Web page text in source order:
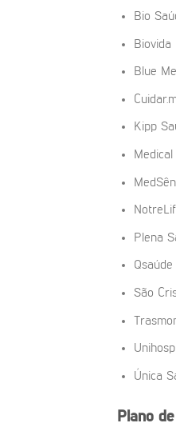
Bio
Biovida
Blue
Kipp
Plena
Qsaúde
São
Única
Plano